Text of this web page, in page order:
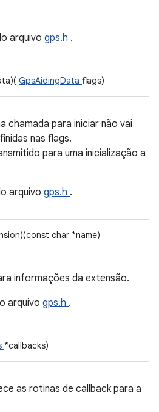
arquivo gps.h .
GpsAidingData flags)
chamada para iniciar não vai
nas flags.
para uma inicialização a
arquivo gps.h .
char *name)
informações da extensão.
arquivo gps.h .
*callbacks)
as rotinas de callback para a